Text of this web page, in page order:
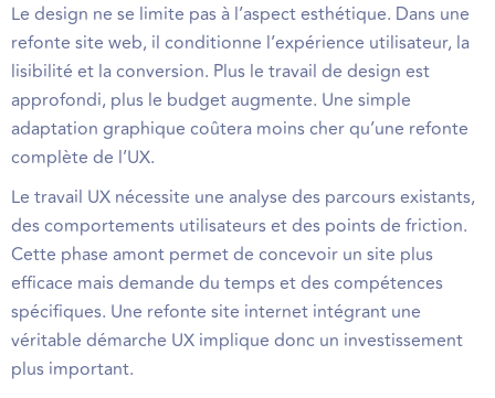
Le design ne se limite pas à l’aspect esthétique. Dans une
refonte site web, il conditionne l’expérience utilisateur, la
lisibilité et la conversion. Plus le travail de design est
approfondi, plus le budget augmente. Une simple
adaptation graphique coûtera moins cher qu’une refonte
complète de l’UX.
Le travail UX nécessite une analyse des parcours existants,
des comportements utilisateurs et des points de friction.
Cette phase amont permet de concevoir un site plus
efficace mais demande du temps et des compétences
spécifiques. Une refonte site internet intégrant une
véritable démarche UX implique donc un investissement
plus important.